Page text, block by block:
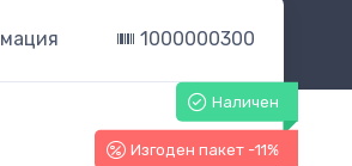
1000000300
Наличен
Изгоден пакет -11%